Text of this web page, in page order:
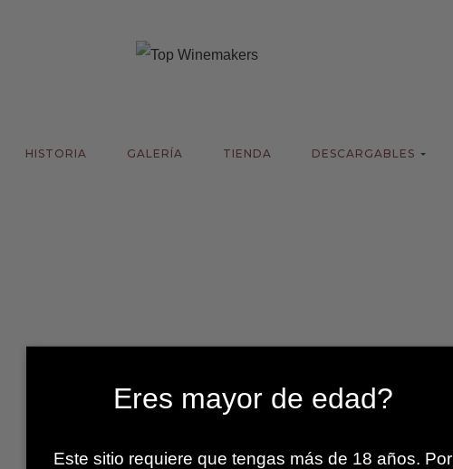
HISTORIA GALERÍA TIENDA DESCARGABLES
Eres mayor de edad?
Este sitio requiere que tengas más de 18 años. Por